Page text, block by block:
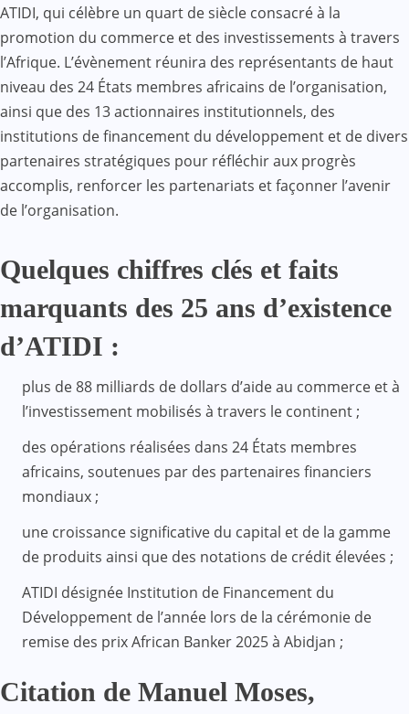
ATIDI, qui célèbre un quart de siècle consacré à la
promotion du commerce et des investissements à travers
l’Afrique. L’évènement réunira des représentants de haut
niveau des 24 États membres africains de l’organisation,
ainsi que des 13 actionnaires institutionnels, des
institutions de financement du développement et de divers
partenaires stratégiques pour réfléchir aux progrès
accomplis, renforcer les partenariats et façonner l’avenir
de l’organisation.
Quelques chiffres clés et faits
marquants des 25 ans d’existence
d’ATIDI :
plus de 88 milliards de dollars d’aide au commerce et à
l’investissement mobilisés à travers le continent ;
des opérations réalisées dans 24 États membres
africains, soutenues par des partenaires financiers
mondiaux ;
une croissance significative du capital et de la gamme
de produits ainsi que des notations de crédit élevées ;
ATIDI désignée Institution de Financement du
Développement de l’année lors de la cérémonie de
remise des prix African Banker 2025 à Abidjan ;
Citation de Manuel Moses,